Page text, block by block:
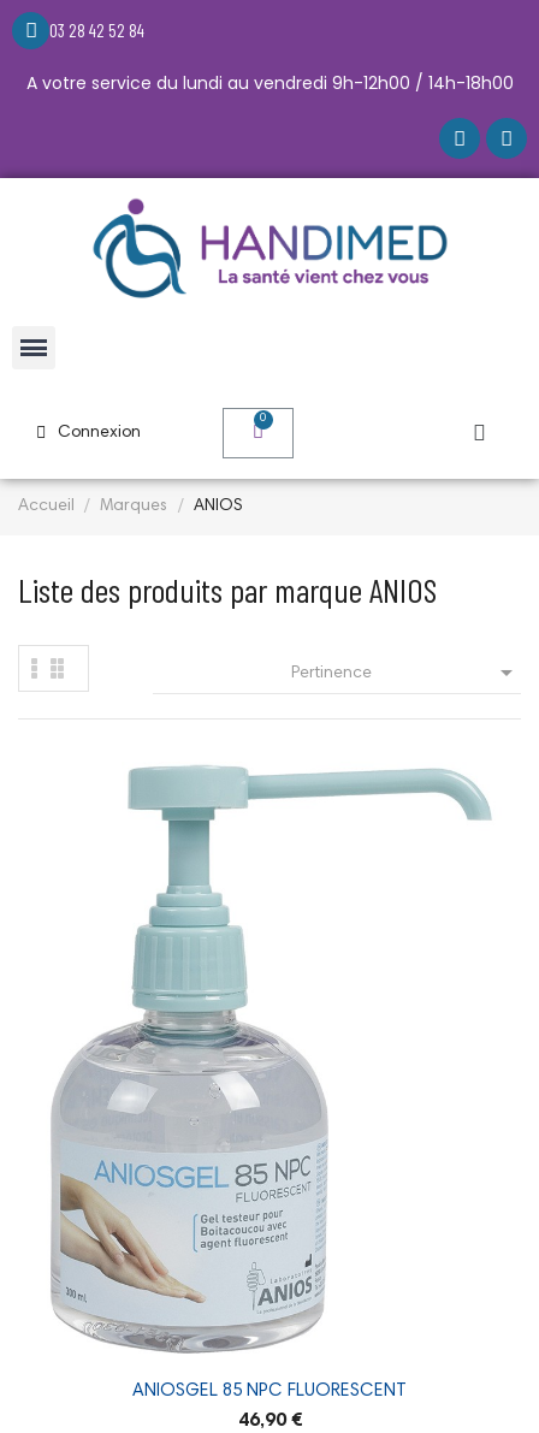
03 28 42 52 84
A votre service du lundi au vendredi 9h-12h00 / 14h-18h00
Connexion
Accueil Marques ANIOS
Liste des produits par marque ANIOS
Pertinence 
ANIOSGEL 85 NPC FLUORESCENT
46,90 €